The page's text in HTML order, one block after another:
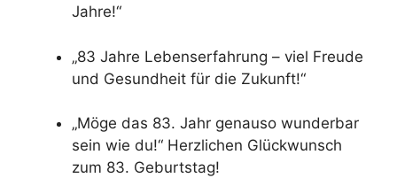
Jahre!“
„83 Jahre Lebenserfahrung – viel Freude
und Gesundheit für die Zukunft!“
„Möge das 83. Jahr genauso wunderbar
sein wie du!“ Herzlichen Glückwunsch
zum 83. Geburtstag!